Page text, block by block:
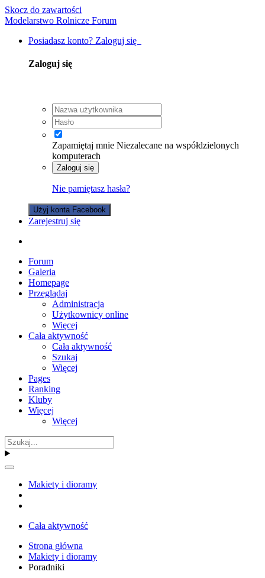
Skocz do zawartości
Modelarstwo Rolnicze Forum
Posiadasz konto? Zaloguj się
Zaloguj się
Zapamiętaj mnie Niezalecane na współdzielonych
komputerach
Zaloguj się
Nie pamiętasz hasła?
Użyj konta Facebook
Zarejestruj się
Forum
Galeria
Homepage
Przeglądaj
Administracja
Użytkownicy online
Więcej
Cała aktywność
Cała aktywność
Szukaj
Więcej
Pages
Ranking
Kluby
Więcej
Więcej
Makiety i dioramy
Cała aktywność
Strona główna
Makiety i dioramy
Poradniki